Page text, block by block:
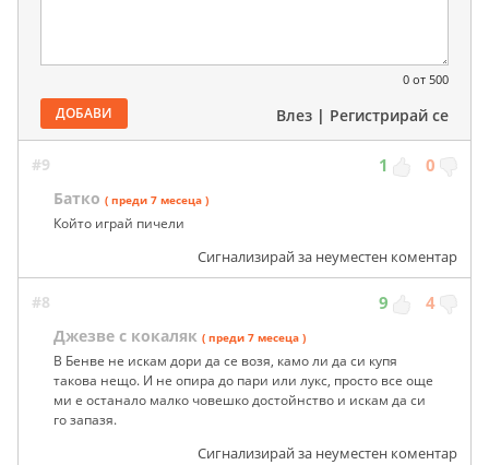
0 от 500
ДОБАВИ Влез | Регистрирай се
#9 1 0
Батко ( преди 7 месеца )
Който играй пичели
Сигнализирай за неуместен коментар
#8 9 4
Джезве с кокаляк ( преди 7 месеца )
В Бенве не искам дори да се возя, камо ли да си купя
такова нещо. И не опира до пари или лукс, просто все още
ми е останало малко човешко достойнство и искам да си
го запазя.
Сигнализирай за неуместен коментар